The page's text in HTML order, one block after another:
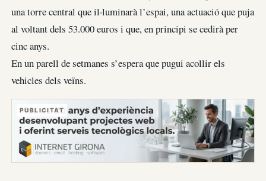
una torre central que il·luminarà l’espai, una actuació que puja
al voltant dels 53.000 euros i que, en principi se cedirà per
cinc anys.
En un parell de setmanes s’espera que pugui acollir els
vehicles dels veïns.
PUBLICITAT